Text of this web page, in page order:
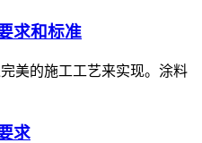
求和标准
美的施工工艺来实现。涂料
求